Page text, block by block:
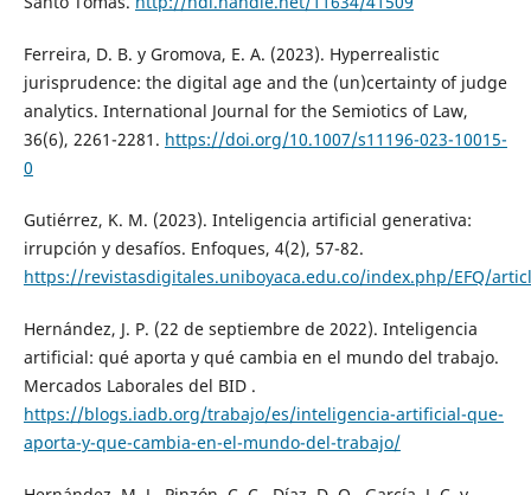
Ferreira, D. B. y Gromova, E. A. (2023). Hyperrealistic
jurisprudence: the digital age and the (un)certainty of judge
analytics. International Journal for the Semiotics of Law,
36(6), 2261-2281. https://doi.org/10.1007/s11196-023-10015-
0
Gutiérrez, K. M. (2023). Inteligencia artificial generativa:
irrupción y desafíos. Enfoques, 4(2), 57-82.
https://revistasdigitales.uniboyaca.edu.co/index.php/EFQ/
Hernández, J. P. (22 de septiembre de 2022). Inteligencia
artificial: qué aporta y qué cambia en el mundo del trabajo.
Mercados Laborales del BID .
https://blogs.iadb.org/trabajo/es/inteligencia-artificial-que-
aporta-y-que-cambia-en-el-mundo-del-trabajo/